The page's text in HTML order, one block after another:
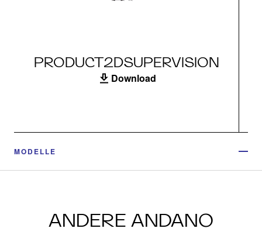
PRODUCT2DSUPERVISION
Download
MODELLE
ANDERE ANDANO